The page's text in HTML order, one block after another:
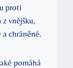
proti
vnějšku,
chráněné.
pomáhá